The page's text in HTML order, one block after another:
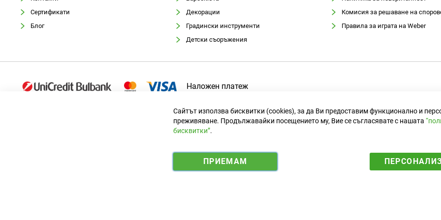
Сертификати
Блог
Декорации
Градински инструменти
Детски съоръжения
Комисия за решаване на
Правила за играта на Weber
Наложен платеж
© 2025 Ogradina.bg Всички права запазени. | Обменен курс: 1.95583 лв. за 1 €.
i
y
Сайтът използва бисквитки (cookies), за да Ви предоставим функционално и
преживяване. Продължавайки посещението му, Вие се съгласявате с нашата
бисквитки”.
ПРИЕМАМ